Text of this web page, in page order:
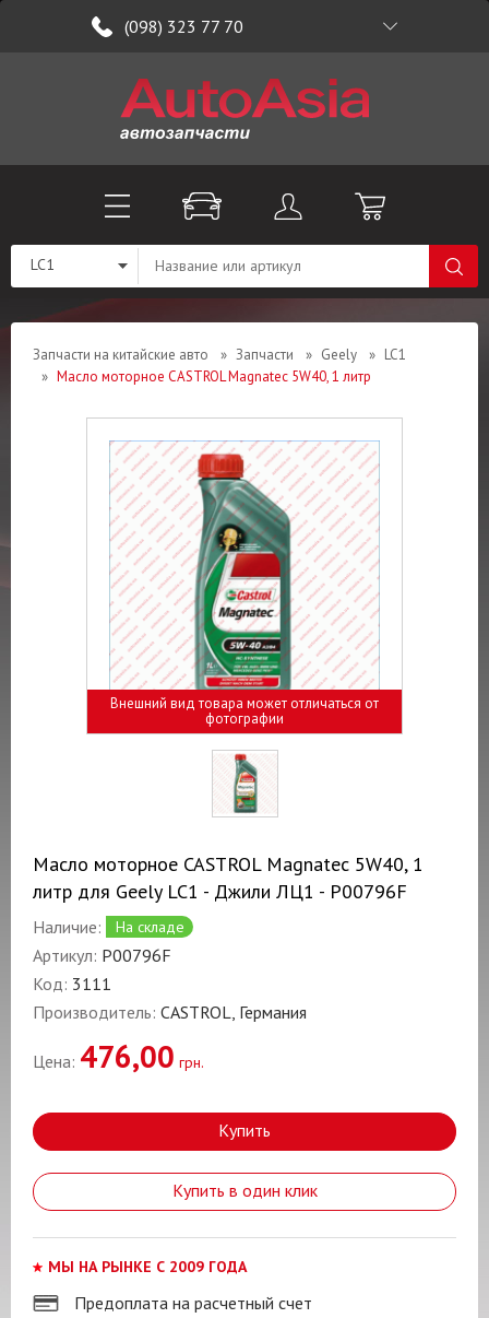
(098) 323 77 70
LC1
Запчасти на китайские авто » Запчасти » Geely » LC1
» Масло моторное CASTROL Magnatec 5W40, 1 литр
Внешний вид товара может отличаться от
фотографии
Масло моторное CASTROL Magnatec 5W40, 1
литр для Geely LC1 - Джили ЛЦ1 - P00796F
Наличие: На складе
Артикул: P00796F
Код: 3111
Производитель: CASTROL, Германия
Цена: 476,00 грн.
Купить
Купить в один клик
МЫ НА РЫНКЕ С 2009 ГОДА
Предоплата на расчетный счет